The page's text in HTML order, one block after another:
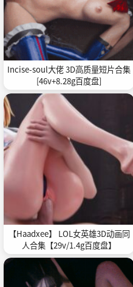
Incise-soul大佬 3D高质量短片合集
[46v+8.28g百度盘]
【Haadxee】 LOL女英雄3D动画同
人合集【29v/1.4g百度盘】